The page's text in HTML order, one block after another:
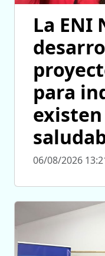
La ENI
para
06/08/2026